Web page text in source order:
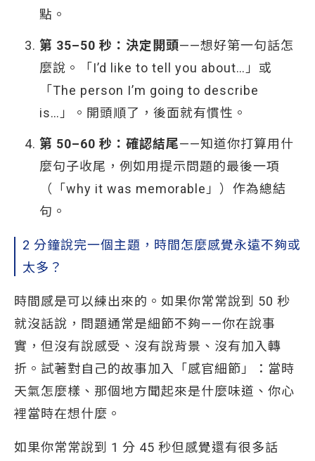
點。
第 35–50 秒：決定開頭——想好第一句話怎
麼說。「I’d like to tell you about…」或
「The person I’m going to describe
is…」。開頭順了，後面就有慣性。
第 50–60 秒：確認結尾——知道你打算用什
麼句子收尾，例如用提示問題的最後一項
（「why it was memorable」）作為總結
句。
2 分鐘說完一個主題，時間怎麼感覺永遠不夠或
太多？
時間感是可以練出來的。如果你常常說到 50 秒
就沒話說，問題通常是細節不夠——你在說事
實，但沒有說感受、沒有說背景、沒有加入轉
折。試著對自己的故事加入「感官細節」：當時
天氣怎麼樣、那個地方聞起來是什麼味道、你心
裡當時在想什麼。
如果你常常說到 1 分 45 秒但感覺還有很多話